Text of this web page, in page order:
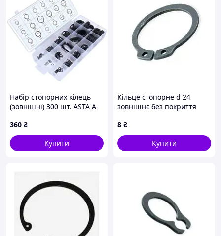
Набір стопорних кілець
(зовнішні) 300 шт. ASTA A-
360 ₴
Купити
Кільце стопорне d 24
зовнішнє без покриття
8 ₴
Купити